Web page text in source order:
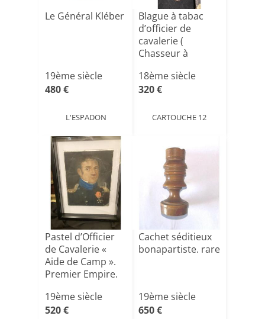
Le Général Kléber
19ème siècle
480 €
L'ESPADON
Blague à tabac
d’officier de
cavalerie (
Chasseur à
18ème siècle
320 €
CARTOUCHE 12
Pastel d’Officier
de Cavalerie «
Aide de Camp ».
Premier Empire.
19ème siècle
520 €
Cachet séditieux
bonapartiste. rare
19ème siècle
650 €